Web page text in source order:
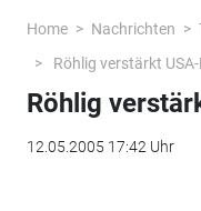
Home Nachrichten
Röhlig verstärkt
Röhlig
12.05.2005 17:42 Uhr